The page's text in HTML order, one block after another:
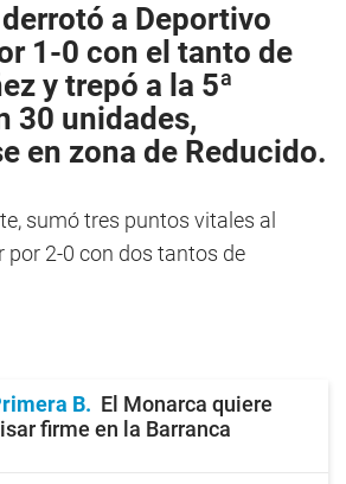
a Deportivo
1-0 con el tanto de
y trepó a la 5ª
30 unidades,
en zona de Reducido.
sumó tres puntos vitales al
por 2-0 con dos tantos de
B
El Monarca quiere
firme en la Barranca